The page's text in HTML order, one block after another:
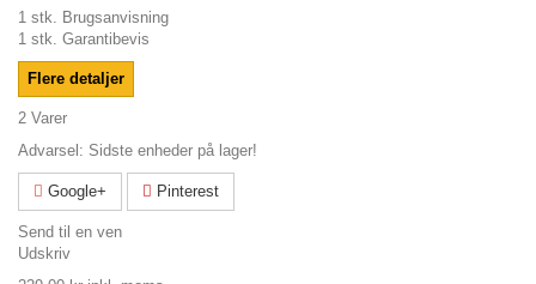
1 stk. Brugsanvisning
1 stk. Garantibevis
Flere detaljer
2 Varer
Advarsel: Sidste enheder på lager!
Google+ Pinterest
Send til en ven
Udskriv